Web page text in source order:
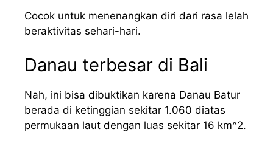
Cocok untuk menenangkan diri dari rasa lelah
beraktivitas sehari-hari.
Danau terbesar di Bali
Nah, ini bisa dibuktikan karena Danau Batur
berada di ketinggian sekitar 1.060 diatas
permukaan laut dengan luas sekitar 16 km^2.